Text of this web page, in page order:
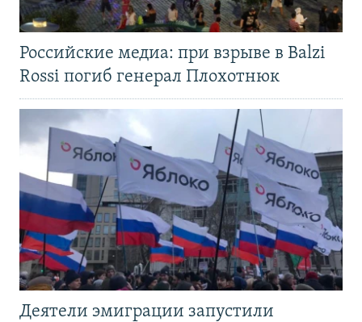
Российские медиа: при взрыве в Balzi
Rossi погиб генерал Плохотнюк
Деятели эмиграции запустили